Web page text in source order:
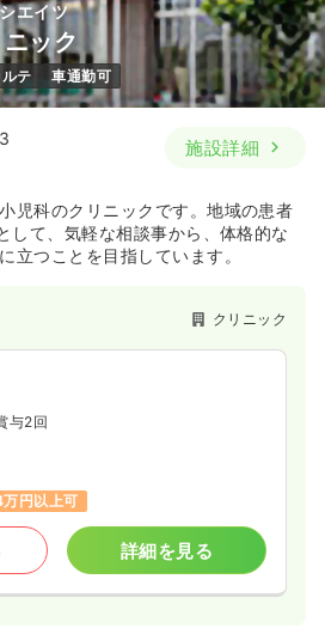
エイツ
ック
テ 車通勤可
施設詳細
児科のクリニックです。地域の患者
して、気軽な相談事から、体格的な
立つことを目指しています。
クリニック
与2回
円以上可
詳細を見る